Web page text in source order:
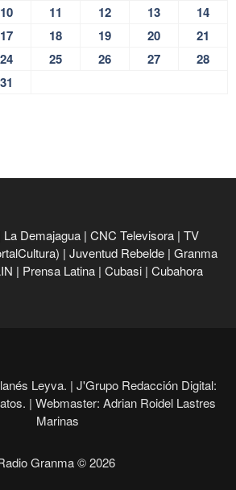
10 11 12 13
14
17 18 19 20
21
24 25 26 27
28
31
La Demajagua | CNC Televisora | TV
| Juventud Rebelde | Granma
| Prensa Latina | Cubasi | Cubahora
Leyva. | J'Grupo Redacción Digital:
| Webmaster: Adrian Roidel Lastres
Marinas
Granma © 2026